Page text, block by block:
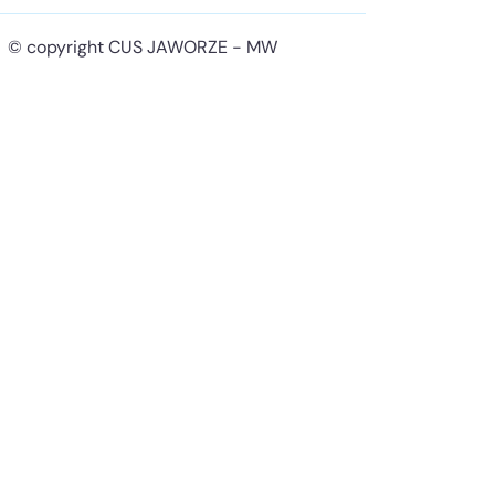
© copyright CUS JAWORZE - MW